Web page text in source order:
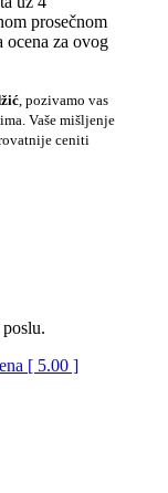
prosečnom
ocena za ovog
, pozivamo vas
Vaše mišljenje
ceniti
[ 5.00 ]